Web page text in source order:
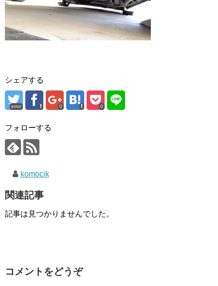
シェアする
error 0 0
フォローする
komocik
関連記事
記事は見つかりませんでした。
コメントをどうぞ